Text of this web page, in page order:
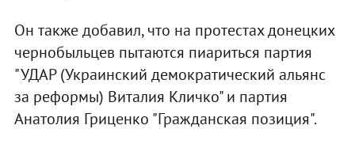
Он также добавил, что на протестах донецких
чернобыльцев пытаются пиариться партия
"УДАР (Украинский демократический альянс
за реформы) Виталия Кличко" и партия
Анатолия Гриценко "Гражданская позиция".